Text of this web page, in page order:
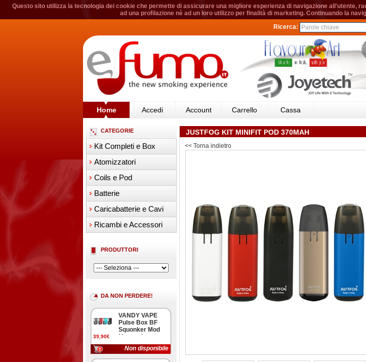
Questo sito utilizza la tecnologia dei cookie che permette di assicurare una migliore esperienza di navigazione all'utente,
ad una profilazione nè ad un loro utilizzo per finalità di marketing. Continuando la
Ricerca:
Home Accedi Account Carrello Cassa
CATEGORIE
Kit Completi e Box
Atomizzatori
Coils e Pod
Batterie
Caricabatterie e Cavi
Ricambi e Accessori
PRODUTTORI
DA NON PERDERE!
39,90€
VANDY VAPE
Pulse Box BF
Squonker Mod
Meccanica
Non disponibile
JUSTFOG KIT MINIFIT POD 370MAH
<< Torna indietro